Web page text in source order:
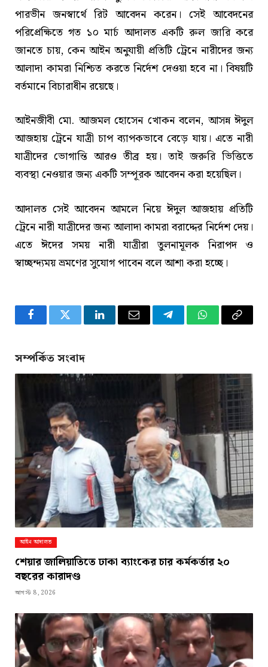
পারভীন জনস্বার্থে রিট আবেদন করেন। সেই আবেদনের
পরিপ্রেক্ষিতে গত ১০ মার্চ আদালত একটি রুল জারি করে
জানতে চায়, কেন আইন অনুযায়ী প্রতিটি ট্রেনে নারীদের জন্য
আলাদা কামরা নিশ্চিত করতে নির্দেশ দেওয়া হবে না। বিষয়টি
বর্তমানে বিচারাধীন রয়েছে।
আইনজীবী মো. আজমল হোসেন খোকন বলেন, আসন্ন ঈদুল
আজহায় ট্রেনে যাত্রী চাপ ব্যাপকভাবে বেড়ে যায়। এতে নারী
যাত্রীদের ভোগান্তি আরও তীব্র হয়। তাই জরুরি ভিত্তিতে
ব্যবস্থা নেওয়ার জন্য একটি সম্পূরক আবেদন করা হয়েছিল।
আদালত সেই আবেদন আমলে নিয়ে ঈদুল আজহায় প্রতিটি
ট্রেনে নারী যাত্রীদের জন্য আলাদা কামরা বরাদ্দের নির্দেশ দেয়।
এতে ঈদের সময় নারী যাত্রীরা তুলনামূলক নিরাপদ ও
স্বাচ্ছন্দ্যময় ভ্রমণের সুযোগ পাবেন বলে আশা করা হচ্ছে।
FacebookTwitter LinkedInEmail TelegramWhatsApp
Copy
সম্পর্কিত সংবাদ
আইন আদালত
শেয়ার জালিয়াতিতে ঢাকা ব্যাংকের চার কর্মকর্তার ২০
বছরের কারাদণ্ড
আগস্ট 8, 2026